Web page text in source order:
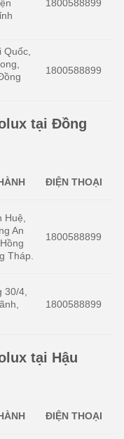
1800588899
Quốc,
1800588899
tại Đồng
ĐIỆN THOẠI
An
Tháp.
1800588899
30/4,
1800588899
tại Hậu
ĐIỆN THOẠI